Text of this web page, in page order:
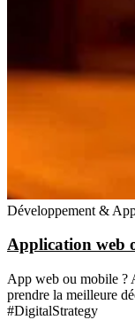
Développement &
Application web
App web ou mobile ?
prendre la meilleure
#DigitalStrategy